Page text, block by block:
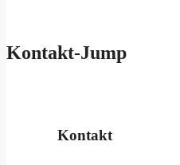
Kontakt-Jump
Kontakt